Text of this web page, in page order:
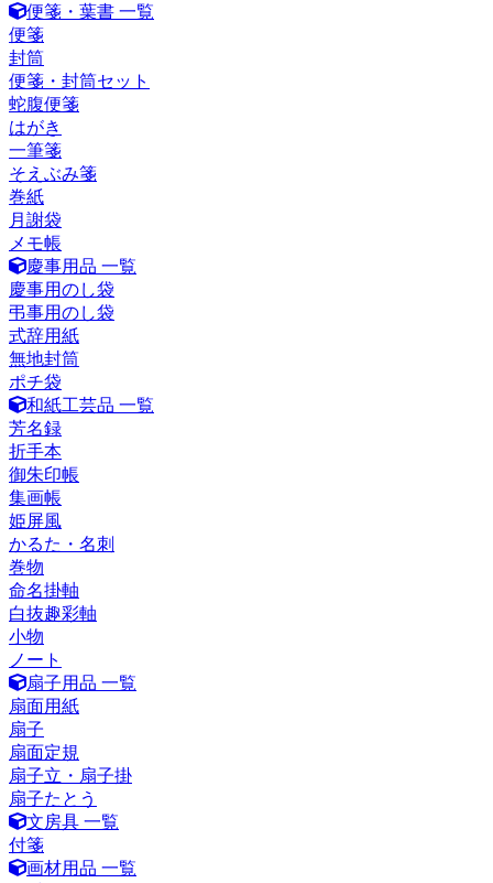
便箋・葉書 一覧
便箋
封筒
便箋・封筒セット
蛇腹便箋
はがき
一筆箋
そえぶみ箋
巻紙
月謝袋
メモ帳
慶事用品 一覧
慶事用のし袋
弔事用のし袋
式辞用紙
無地封筒
ポチ袋
和紙工芸品 一覧
芳名録
折手本
御朱印帳
集画帳
姫屏風
かるた・名刺
巻物
命名掛軸
白抜趣彩軸
小物
ノート
扇子用品 一覧
扇面用紙
扇子
扇面定規
扇子立・扇子掛
扇子たとう
文房具 一覧
付箋
画材用品 一覧